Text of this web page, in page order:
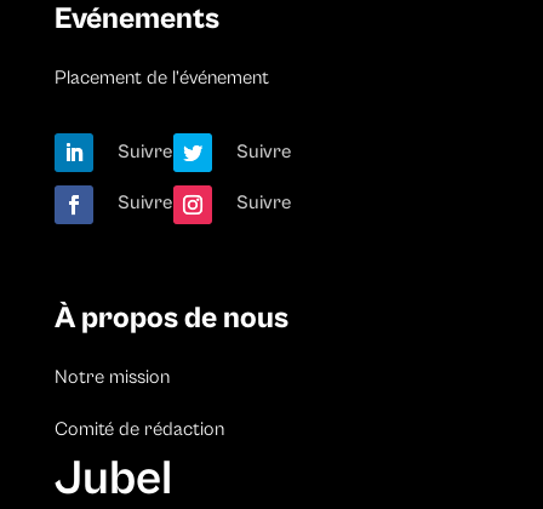
Evénements
Placement de l’événement
Suivre Suivre
Suivre Suivre
À propos de nous
Notre mission
Comité de rédaction
Jubel